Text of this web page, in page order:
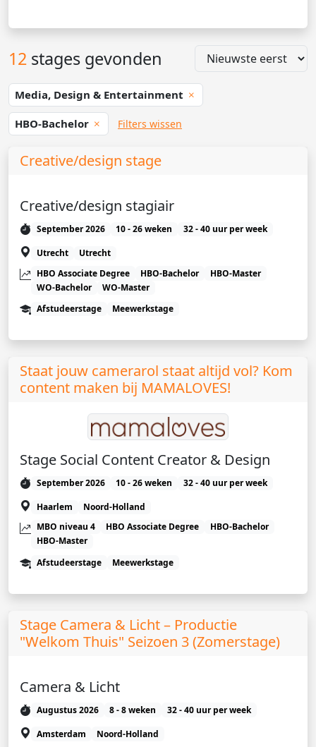
12 stages gevonden
Media, Design & Entertainment
HBO-Bachelor Filters wissen
Creative/design stage
Creative/design stagiair
September 2026 10 - 26 weken
32 - 40 uur per week
Utrecht
Utrecht
HBO Associate Degree
HBO-Bachelor
HBO-Master
WO-Bachelor
WO-Master
Afstudeerstage
Meewerkstage
Staat jouw camerarol staat altijd vol? Kom
content maken bij MAMALOVES!
Stage Social Content Creator & Design
September 2026 10 - 26 weken
32 - 40 uur per week
Haarlem
Noord-Holland
MBO niveau 4
HBO Associate Degree
HBO-Bachelor
HBO-Master
Afstudeerstage
Meewerkstage
Stage Camera & Licht – Productie
"Welkom Thuis" Seizoen 3 (Zomerstage)
Camera & Licht
Augustus 2026 8 - 8 weken
32 - 40 uur per week
Amsterdam
Noord-Holland